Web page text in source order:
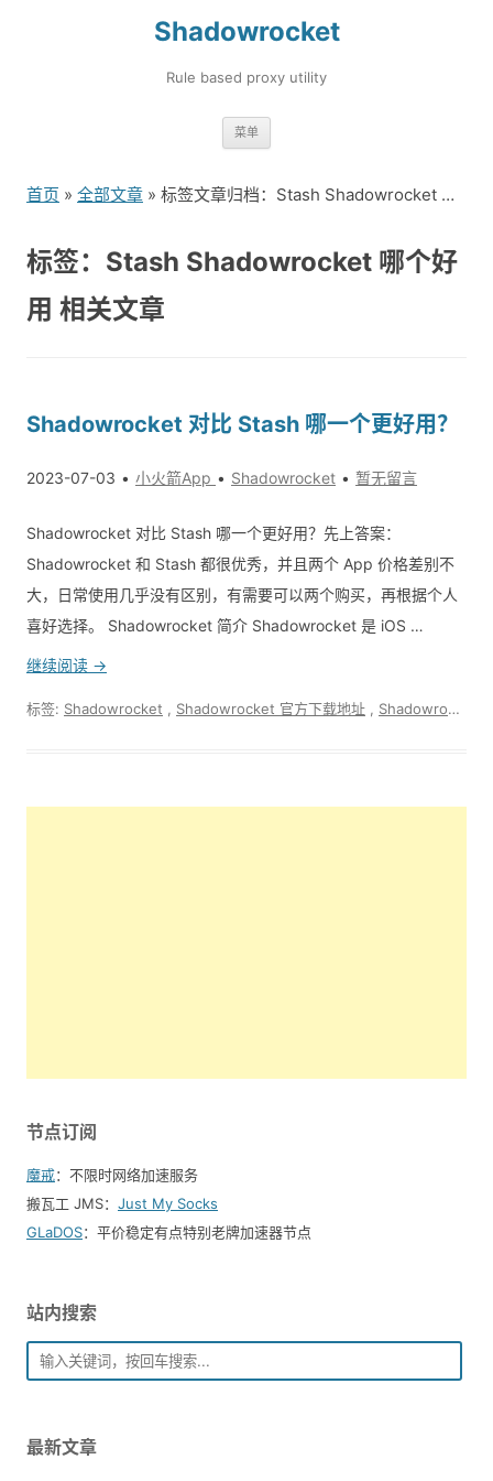
Shadowrocket
Rule based proxy utility
菜单
到
首页 » 全部文章 » 标签文章归档：Stash Shadowrocket 哪个好用（1）
标签：Stash Shadowrocket 哪个好
用 相关文章
Shadowrocket 对比 Stash 哪一个更好用？
2023-07-03 小火箭App Shadowrocket 暂无留言
Shadowrocket 对比 Stash 哪一个更好用？先上答案：
Shadowrocket 和 Stash 都很优秀，并且两个 App 价格差别不
大，日常使用几乎没有区别，有需要可以两个购买，再根据个人
喜好选择。 Shadowrocket 简介 Shadowrocket 是 iOS …
继续阅读 →
标签: Shadowrocket Shadowrocket 官方下载地址 Shadowrocket是什么？
节点订阅
魔戒：不限时网络加速服务
搬瓦工 JMS： Just My Socks
GLaDOS：平价稳定有点特别老牌加速器节点
站内搜索
最新文章